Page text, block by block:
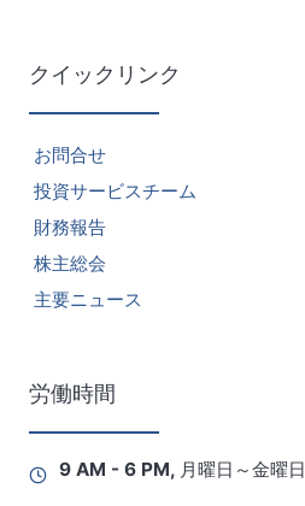
クイックリンク
お問合せ
投資サービスチーム
財務報告
株主総会
主要ニュース
労働時間
9 AM - 6 PM, 月曜日～金曜日